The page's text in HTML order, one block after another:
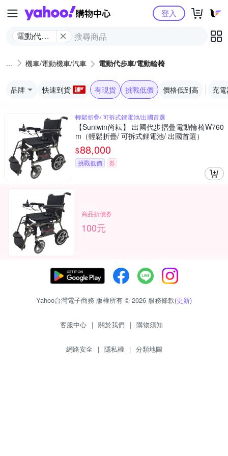
Yahoo購物中心
電動代步
椅
登入
機車/電動機車/汽車 電動代步車/電動輪椅
品牌 快速到貨 有現貨 挑戰低價 價格低到高 充
輕鬆折疊/ 可拆式鋰電池/出國首選
【Suniwin尚耘】 出國代步摺疊電動輪椅W760
m（輕鬆折疊/ 可拆式鋰電池/ 出國首選）
$88,000
挑戰低價 券
商品折價券
100元
Yahoo台灣電子商務 版權所有 © 2026 服務條款(更新)
客服中心 | 關於我們 | 購物須知
網路安全 | 隱私權 | 分類地圖